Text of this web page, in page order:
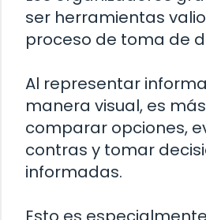
ser herramientas
proceso de toma de
Al representar
manera visual, es
comparar opciones,
contras y tomar
informadas.